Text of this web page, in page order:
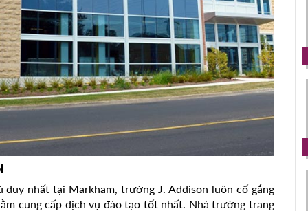
nhất tại Markham, trường J. Addison luôn cố gắng
cung cấp dịch vụ đào tạo tốt nhất. Nhà trường trang